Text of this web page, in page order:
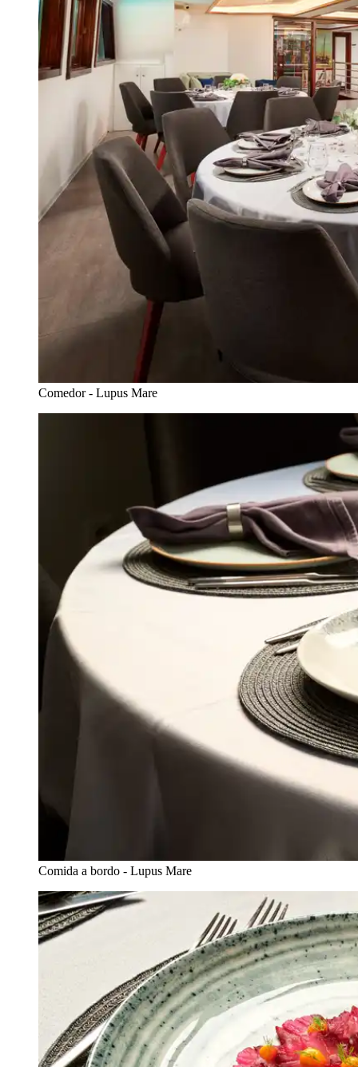
Comedor - Lupus Mare
Comida a bordo - Lupus Mare